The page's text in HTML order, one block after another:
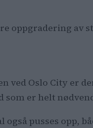
oppgradering av
ved Oslo City er
som er helt
også pusses opp,